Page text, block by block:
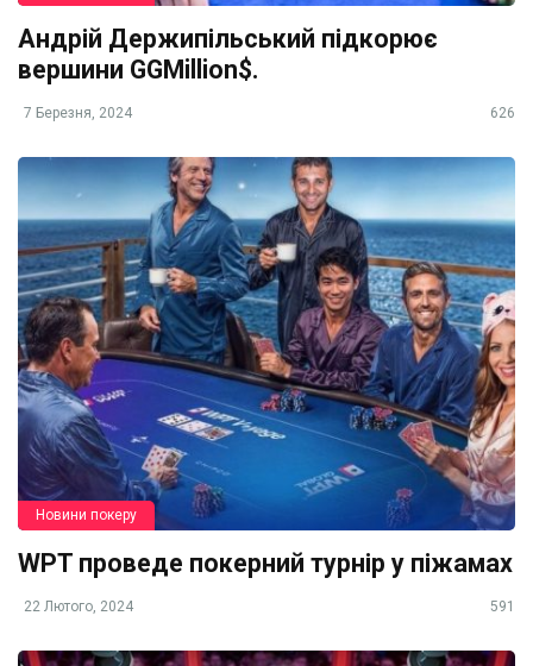
Андрій Держипільський підкорює
вершини GGMillion$.
7 Березня, 2024 626
Новини покеру
WPT проведе покерний турнір у піжамах
22 Лютого, 2024 591